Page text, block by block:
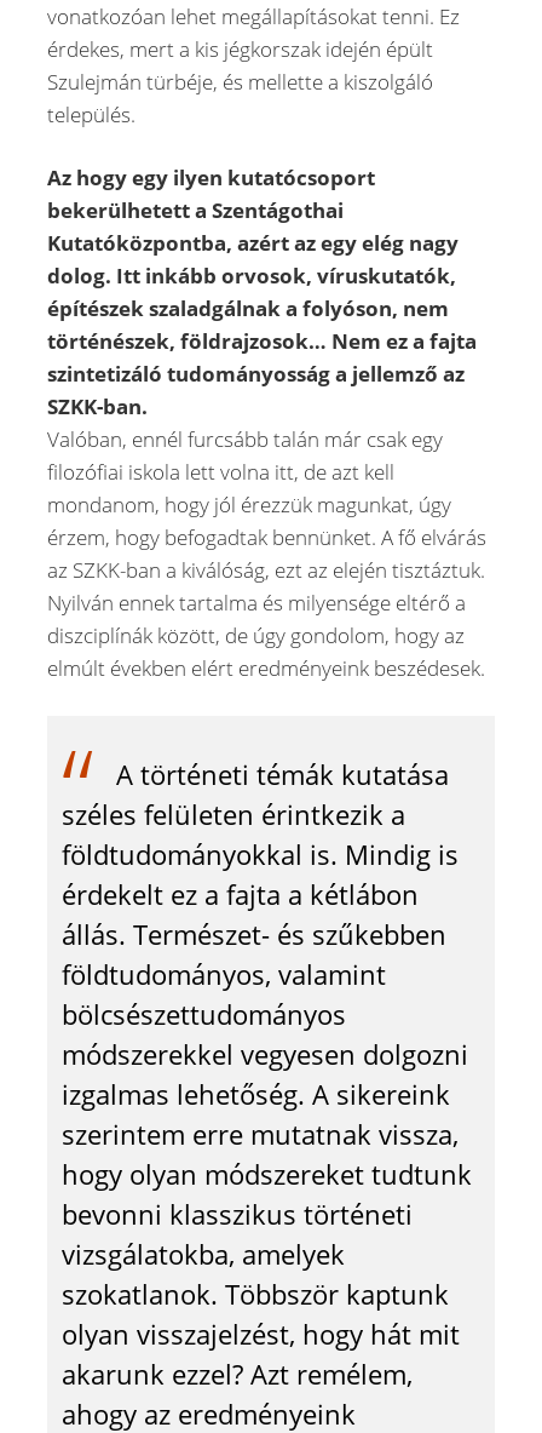
vonatkozóan lehet megállapításokat tenni. Ez
érdekes, mert a kis jégkorszak idején épült
Szulejmán türbéje, és mellette a kiszolgáló
település.
Az hogy egy ilyen kutatócsoport
bekerülhetett a Szentágothai
Kutatóközpontba, azért az egy elég nagy
dolog. Itt inkább orvosok, víruskutatók,
építészek szaladgálnak a folyóson, nem
történészek, földrajzosok… Nem ez a fajta
szintetizáló tudományosság a jellemző az
SZKK-ban.
Valóban, ennél furcsább talán már csak egy
filozófiai iskola lett volna itt, de azt kell
mondanom, hogy jól érezzük magunkat, úgy
érzem, hogy befogadtak bennünket. A fő elvárás
az SZKK-ban a kiválóság, ezt az elején tisztáztuk.
Nyilván ennek tartalma és milyensége eltérő a
diszciplínák között, de úgy gondolom, hogy az
elmúlt években elért eredményeink beszédesek.
A történeti témák kutatása
széles felületen érintkezik a
földtudományokkal is. Mindig is
érdekelt ez a fajta a kétlábon
állás. Természet- és szűkebben
földtudományos, valamint
bölcsészettudományos
módszerekkel vegyesen dolgozni
izgalmas lehetőség. A sikereink
szerintem erre mutatnak vissza,
hogy olyan módszereket tudtunk
bevonni klasszikus történeti
vizsgálatokba, amelyek
szokatlanok. Többször kaptunk
olyan visszajelzést, hogy hát mit
akarunk ezzel? Azt remélem,
ahogy az eredményeink